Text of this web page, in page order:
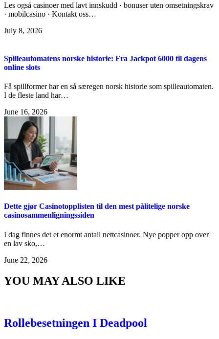
Les også casinoer med lavt innskudd · bonuser uten omsetningskrav
· mobilcasino · Kontakt oss…
July 8, 2026
Spilleautomatens norske historie: Fra Jackpot 6000 til dagens
online slots
Få spillformer har en så særegen norsk historie som spilleautomaten.
I de fleste land har…
June 16, 2026
Dette gjør Casinotopplisten til den mest pålitelige norske
casinosammenligningssiden
I dag finnes det et enormt antall nettcasinoer. Nye popper opp over
en lav sko,…
June 22, 2026
YOU MAY ALSO LIKE
Rollebesetningen I Deadpool